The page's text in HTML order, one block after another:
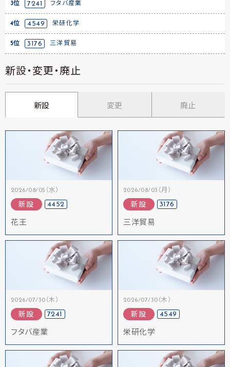
3位 7241 フタバ産業
4位 4549 栄研化学
5位 3176 三洋貿易
新設・変更・廃止
新設 変更 廃止
2026/08/05（水）
新設 4452
花王
2026/08/03（月）
新設 3176
三洋貿易
2026/07/30（木）
新設 7241
フタバ産業
2026/07/30（木）
新設 4549
栄研化学